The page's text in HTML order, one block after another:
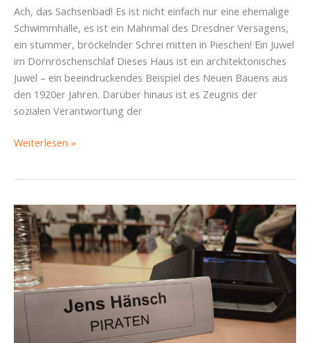
Ach, das Sachsenbad! Es ist nicht einfach nur eine ehemalige
Schwimmhalle, es ist ein Mahnmal des Dresdner Versagens,
ein stummer, bröckelnder Schrei mitten in Pieschen! Ein Juwel
im Dornröschenschlaf Dieses Haus ist ein architektonisches
Juwel – ein beeindruckendes Beispiel des Neuen Bauens aus
den 1920er Jahren. Darüber hinaus ist es Zeugnis der
sozialen Verantwortung der
Ach,
Mahnmal
des
Dresdner
Versagens
Weiterlesen »